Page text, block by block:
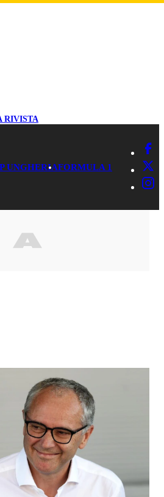
RIVISTA
UNGHERIAFORMULA 1